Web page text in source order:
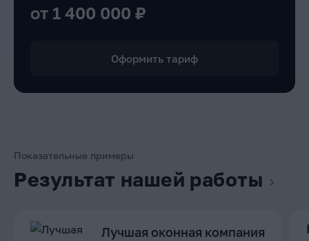
от 1 400 000 ₽
Оформить тариф
Показательные примеры
Результат нашей работы
Лучшая оконная компания